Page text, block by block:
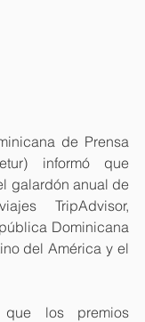
de Prensa
informó que
galardón anual de
TripAdvisor,
Dominicana
del América y el
los premios